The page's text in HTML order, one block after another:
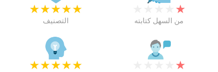
★
★
★
★
★
التصنيف
★
من السهل كتابته
★
★
★
★
★ ★